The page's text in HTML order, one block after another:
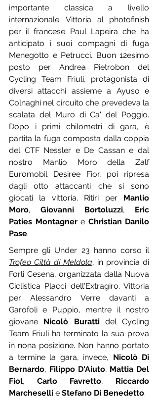
importante classica a livello
internazionale. Vittoria al photofinish
per il francese Paul Lapeira che ha
anticipato i suoi compagni di fuga
Menegotto e Petrucci. Buon 12esimo
posto per Andrea Pietrobon del
Cycling Team Friuli, protagonista di
diversi attacchi assieme a Ayuso e
Colnaghi nel circuito che prevedeva la
scalata del Muro di Ca' del Poggio.
Dopo i primi chilometri di gara, è
partita la fuga composta dalla coppia
del CTF Nessler e De Cassan e dal
nostro Manlio Moro della Zalf
Euromobil Desiree Fior, poi ripresa
dagli otto attaccanti che si sono
giocati la vittoria. Ritiri per Manlio
Moro, Giovanni Bortoluzzi, Eric
Paties Montagner e Christian Danilo
Pase.
Sempre gli Under 23 hanno corso il
Trofeo Città di Meldola, in provincia di
Forlì Cesena, organizzata dalla Nuova
Ciclistica Placci dell'Extragiro. Vittoria
per Alessandro Verre davanti a
Garofoli e Puppio, mentre il nostro
giovane Nicolò Buratti del Cycling
Team Friuli ha terminato la sua prova
in nona posizione. Non hanno portato
a termine la gara, invece, Nicolò Di
Bernardo, Filippo D'Aiuto, Mattia Del
Fiol, Carlo Favretto, Riccardo
Marcheselli e Stefano Di Benedetto.